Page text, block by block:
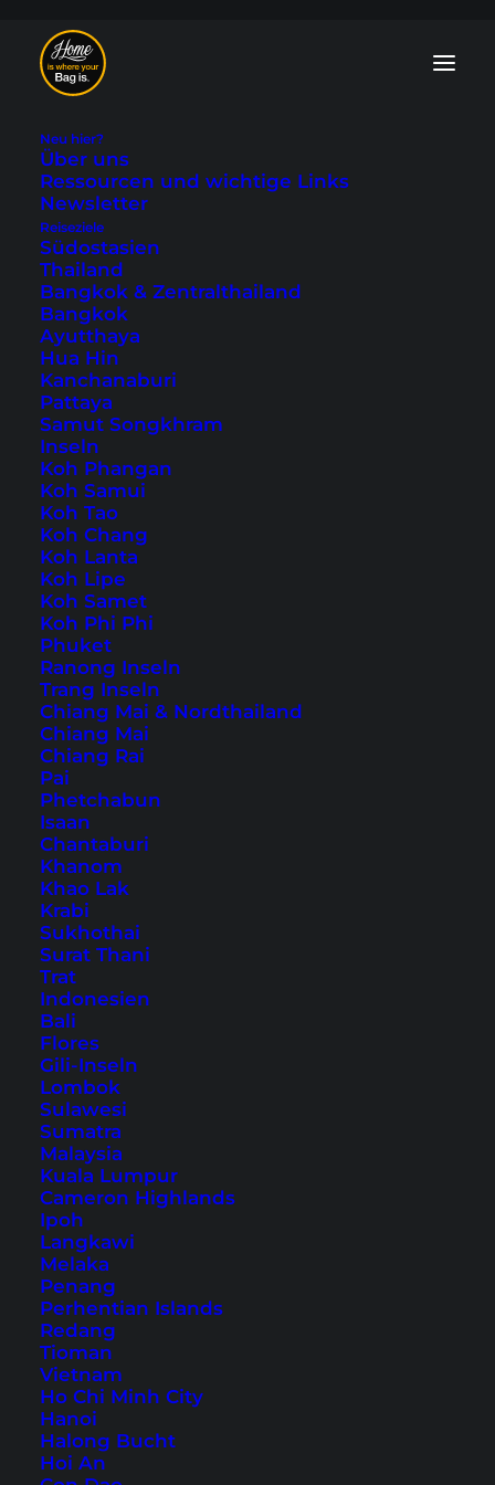
Neu hier?
Über uns
Ressourcen und wichtige Links
Newsletter
Reiseziele
Südostasien
Thailand
Bangkok & Zentralthailand
Bangkok
Ayutthaya
Hua Hin
Kanchanaburi
Pattaya
Samut Songkhram
Inseln
Koh Phangan
Koh Samui
Koh Tao
Koh Chang
Koh Lanta
Koh Lipe
Koh Samet
Koh Phi Phi
Phuket
Ranong Inseln
Trang Inseln
Chiang Mai & Nordthailand
Chiang Mai
Chiang Rai
Pai
Phetchabun
Isaan
Chantaburi
Khanom
Khao Lak
Krabi
Sukhothai
Surat Thani
Trat
Indonesien
Bali
Flores
Gili-Inseln
Lombok
Sulawesi
Sumatra
Malaysia
Kuala Lumpur
Cameron Highlands
Ipoh
Langkawi
Melaka
Penang
Perhentian Islands
Redang
Tioman
Vietnam
Ho Chi Minh City
Hanoi
Halong Bucht
Hoi An
Dein Warenkorb ist derzeit leer.
Zurück zum Shop
Reisetipps & Guides (Südostasien)
Koh Samui Tipps
Phuket Tipps
Bangkok Sehenswürdigkeiten
Koh Phangan Tipps
Lombok Sehenswürdigkeiten
Reisetipps & Guides (Rest der Welt)
Tokio Sehenswürdigkeiten
Sydney Tipps
Paris Geheimtipps
London Sehenswürdigkeiten
Malediven auf eigene Faust
Unsere Reiseführer
Bangkok Reiseführer
Same Way But Different – Thailand
Reiserouten
Phuket Reiseführer
Koh Samui Reiseführer
Koh Phangan Reiseführer
Lombok Reiseführer
Ratgeber & Tipps
Full Moon Party Koh Phangan - Termine &
Infos
Wichtige Links für Reisende
Newsletter